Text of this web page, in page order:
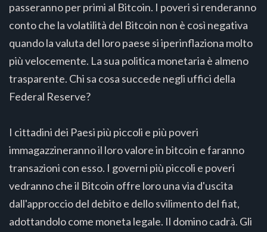
passeranno per primi al Bitcoin. I poveri si renderanno
conto che la volatilità del Bitcoin non è così negativa
quando la valuta del loro paese si iperinflaziona molto
più velocemente. La sua politica monetaria è almeno
trasparente. Chi sa cosa succede negli uffici della
Federal Reserve?
I cittadini dei Paesi più piccoli e più poveri
immagazzineranno il loro valore in bitcoin e faranno
transazioni con esso. I governi più piccoli e poveri
vedranno che il Bitcoin offre loro una via d'uscita
dall'approccio del debito e dello svilimento del fiat,
adottandolo come moneta legale. Il domino cadrà. Gli